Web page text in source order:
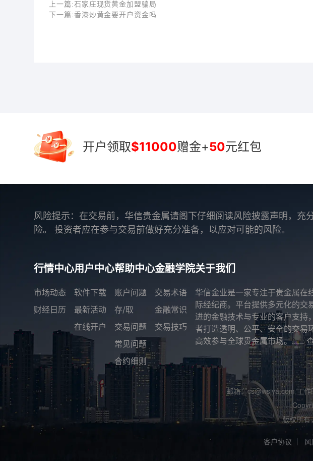
上一篇:石家庄现货黄金加盟骗局
下一篇: 香港炒黄金要开户资金吗
开户领取$11000赠金+50元红包
风险提示：在交易前，华信贵金属请阁下仔细阅读风险披露声明，
险。 投资者应在参与交易前做好充分准备，以应对可能的风险。
行情中心
市场动态
财经日历
用户中心
软件下载
最新活动
在线开户
帮助中心
账户问题
存/取
交易问题
常见问题
合约细则
金融学院
交易术语
金融常识
交易技巧
关于我们
华信金业是一家专注于贵金属在
际经纪商。平台提供多元化的交
进的金融技术与专业的客户支持
者打造透明、公平、安全的交易
高效参与全球贵金属市场。......
邮箱：cs@wsjya.com 工
版权所有
客户协议